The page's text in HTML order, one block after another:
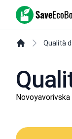
SaveEcoBot
Qualità